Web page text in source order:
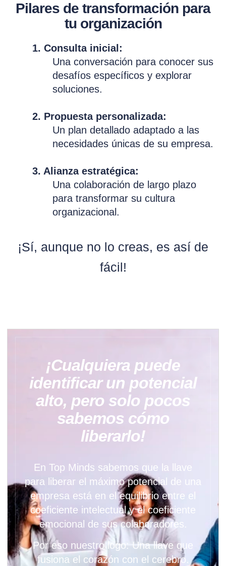
Pilares de transformación para
tu organización
1. Consulta inicial:
Una conversación para conocer sus
desafíos específicos y explorar
soluciones.
2. Propuesta personalizada:
Un plan detallado adaptado a las
necesidades únicas de su empresa.
3. Alianza estratégica:
Una colaboración de largo plazo
para transformar su cultura
organizacional.
¡Sí, aunque no lo creas, es así de
fácil!
¡Cualquiera puede
identificar un potencial
alto, pero solo pocos
sabemos cómo
liberarlo!
En Top Minds sabemos que la llave
para liberar el máximo potencial de una
empresa está en el equilibrio entre el
coeficiente intelectual y el coeficiente
emocional de sus colaboradores.
Por eso nuestro logo: Una llave que
fusiona el corazón con el cerebro.